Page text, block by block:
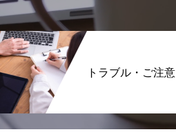
トラブル・ご注意